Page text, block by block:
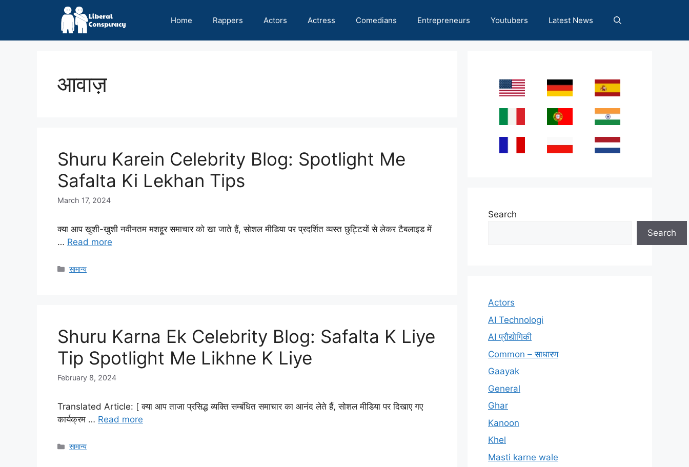
Home Rappers Actors Actress Comedians Entrepreneurs Youtubers Latest News
आवाज़
Shuru Karein Celebrity Blog: Spotlight Me
Safalta Ki Lekhan Tips
March 17, 2024
क्या आप खुशी-खुशी नवीनतम मशहूर समाचार को खा जाते हैं, सोशल मीडिया पर प्रदर्शित व्यस्त छुट्टियों से लेकर टैबलाइड में
… Read more
Categories
सामान्य
Shuru Karna Ek Celebrity Blog: Safalta K Liye
Tip Spotlight Me Likhne K Liye
February 8, 2024
Translated Article: [ क्या आप ताजा प्रसिद्ध व्यक्ति सम्बंधित समाचार का आनंद लेते हैं, सोशल मीडिया पर दिखाए गए
कार्यक्रम … Read more
Categories
सामान्य
Search
Search
Actors
AI Technologi
AI प्रौद्योगिकी
Common – साधारण
Gaayak
General
Ghar
Kanoon
Khel
Masti karne wale